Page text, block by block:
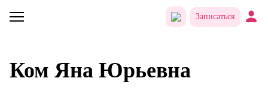
Записаться
Ком Яна Юрьевна